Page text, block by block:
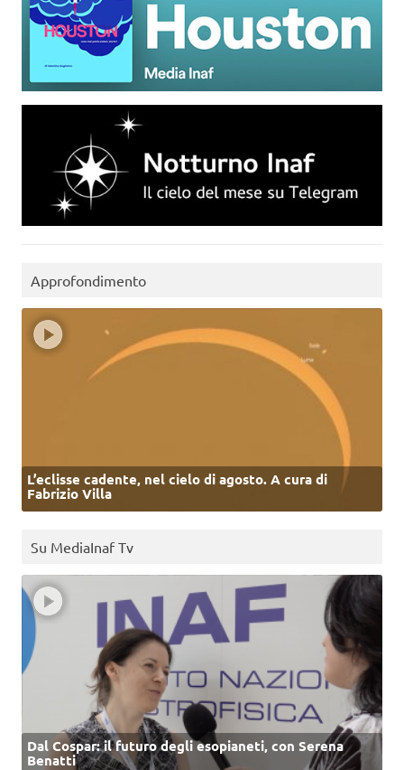
Approfondimento
L’eclisse cadente, nel cielo di agosto. A cura di
Fabrizio Villa
Su MediaInaf Tv
Dal Cospar: il futuro degli esopianeti, con Serena
Benatti